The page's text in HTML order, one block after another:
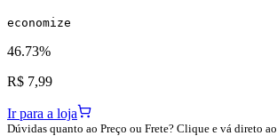
economize
46.73%
R$ 7,99
Ir para a loja
Dúvidas quanto ao Preço ou Frete? Clique e vá direto